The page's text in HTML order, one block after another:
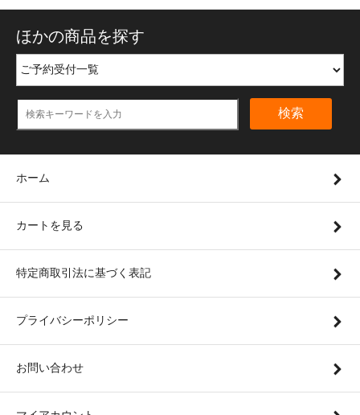
ほかの商品を探す
検索
ホーム
カートを見る
特定商取引法に基づく表記
プライバシーポリシー
お問い合わせ